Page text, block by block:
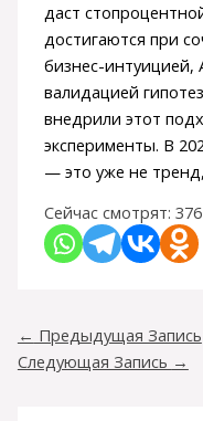
даст
достигаются при
бизнес-интуицией,
валидацией
внедрили этот
эксперименты. В
— это уже не
Сейчас смотрят: 376
← Предыдущая Запись
Следующая Запись →